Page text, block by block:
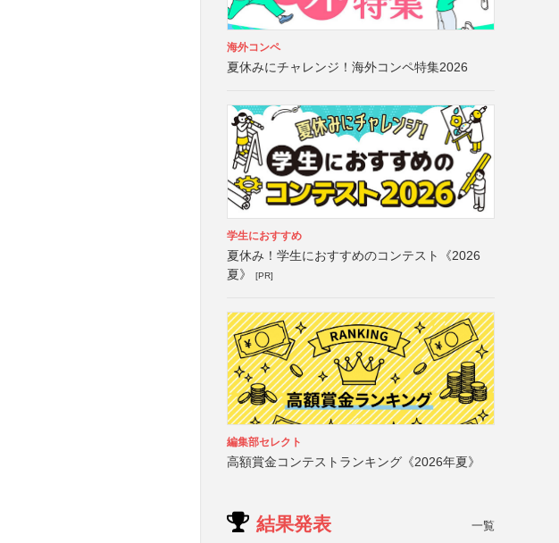
海外コンペ
夏休みにチャレンジ！海外コンペ特集2026
学生におすすめ
夏休み！学生におすすめのコンテスト《2026
夏》
[PR]
編集部セレクト
高額賞金コンテストランキング《2026年夏》
結果発表 一覧